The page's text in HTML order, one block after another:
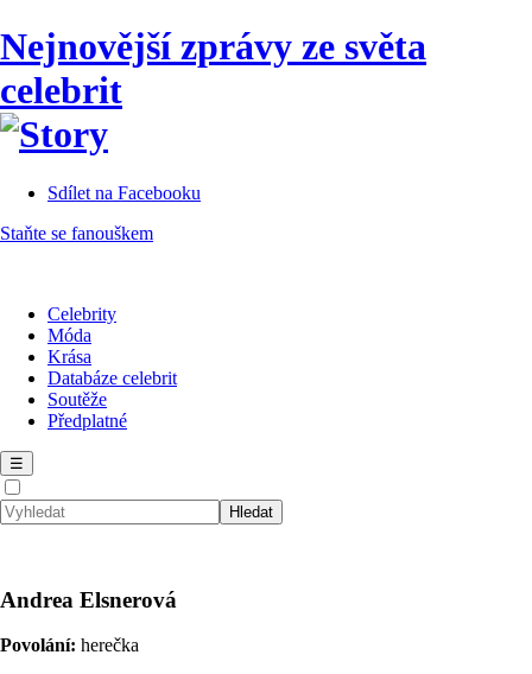
Nejnovější zprávy ze světa
celebrit
Sdílet na Facebooku
Staňte se fanouškem
Celebrity
Móda
Krása
Databáze celebrit
Soutěže
Předplatné
☰
Andrea Elsnerová
Povolání: herečka